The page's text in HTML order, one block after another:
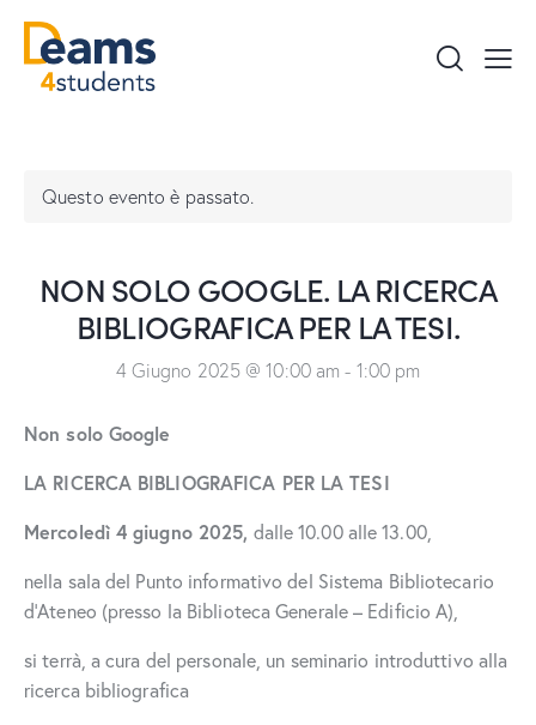
Questo evento è passato.
NON SOLO GOOGLE. LA RICERCA
BIBLIOGRAFICA PER LA TESI.
4 Giugno 2025 @ 10:00 am - 1:00 pm
Non solo Google
LA RICERCA BIBLIOGRAFICA PER LA TESI
Mercoledì 4 giugno 2025, dalle 10.00 alle 13.00,
nella sala del Punto informativo del Sistema Bibliotecario
d’Ateneo (presso la Biblioteca Generale – Edificio A),
si terrà, a cura del personale, un seminario introduttivo alla
ricerca bibliografica